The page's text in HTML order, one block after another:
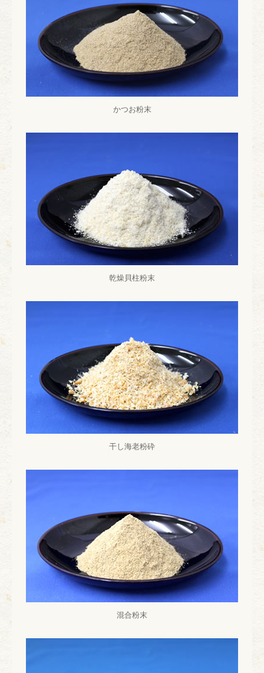
かつお粉末
乾燥貝柱粉末
干し海老粉砕
混合粉末